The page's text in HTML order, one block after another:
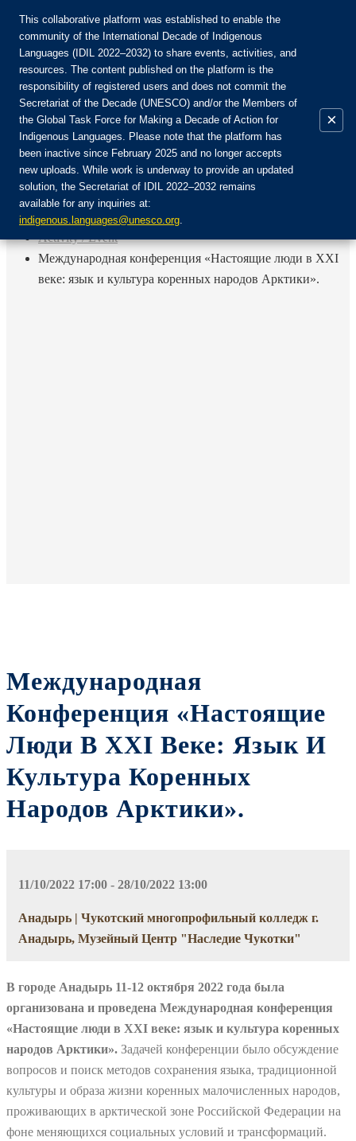
Присоединяйтесь к сообществу:
Авторизоваться
EN
FR
Назад
Activity / Event
Международная конференция «Настоящие люди в XXI
веке: язык и культура коренных народов Арктики».
Международная
Конференция «Настоящие
Люди В XXI Веке: Язык И
Культура Коренных
Народов Арктики».
11/10/2022 17:00 - 28/10/2022 13:00
Анадырь | Чукотский многопрофильный колледж г.
Анадырь, Музейный Центр "Наследие Чукотки"
В городе Анадырь 11-12 октября 2022 года была
организована и проведена Международная конференция
«Настоящие люди в XXI веке: язык и культура коренных
народов Арктики». Задачей конференции было обсуждение
вопросов и поиск методов сохранения языка, традиционной
культуры и образа жизни коренных малочисленных народов,
проживающих в арктической зоне Российской Федерации на
фоне меняющихся социальных условий и трансформаций.
This collaborative platform was established to enable the
community of the International Decade of Indigenous
Languages (IDIL 2022–2032) to share events, activities, and
resources. The content published on the platform is the
responsibility of registered users and does not commit the
Secretariat of the Decade (UNESCO) and/or the Members of
the Global Task Force for Making a Decade of Action for
Indigenous Languages. Please note that the platform has
been inactive since February 2025 and no longer accepts
new uploads. While work is underway to provide an updated
solution, the Secretariat of IDIL 2022–2032 remains
available for any inquiries at:
indigenous.languages@unesco.org.
×